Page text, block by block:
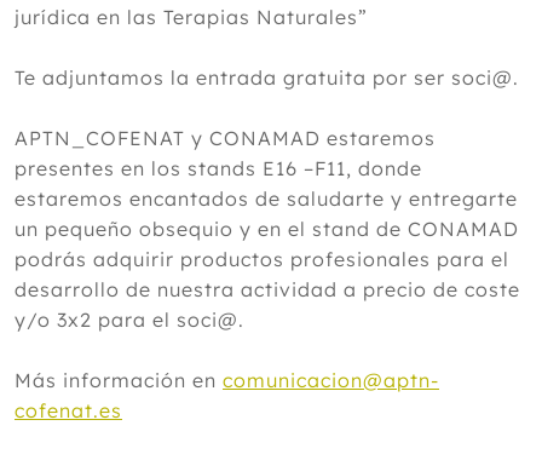
jurídica en las Terapias Naturales”
Te adjuntamos la entrada gratuita por ser soci@.
APTN_COFENAT y CONAMAD estaremos
presentes en los stands E16 –F11, donde
estaremos encantados de saludarte y entregarte
un pequeño obsequio y en el stand de CONAMAD
podrás adquirir productos profesionales para el
desarrollo de nuestra actividad a precio de coste
y/o 3x2 para el soci@.
Más información en comunicacion@aptn-
cofenat.es